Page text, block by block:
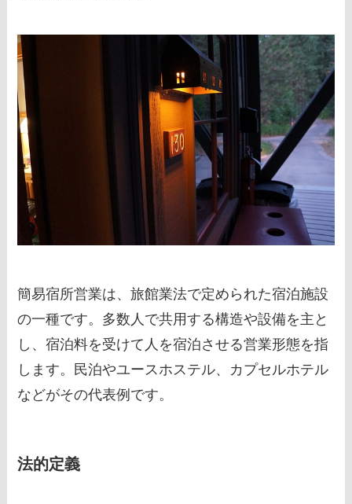
簡易宿所営業は、旅館業法で定められた宿泊施設
の一種です。多数人で共用する構造や設備を主と
し、宿泊料を受けて人を宿泊させる営業形態を指
します。民泊やユースホステル、カプセルホテル
などがその代表例です。
法的定義